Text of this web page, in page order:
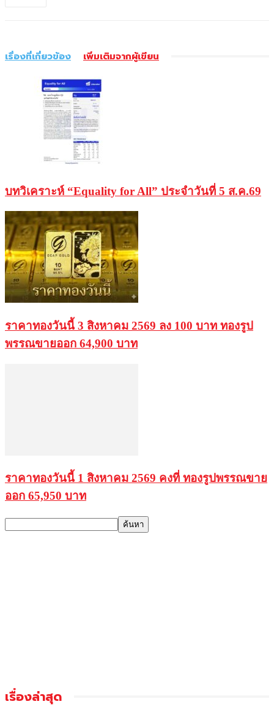
เรื่องที่เกี่ยวข้อง เพิ่มเติมจากผู้เขียน
บทวิเคราะห์ “Equality for All” ประจำวันที่ 5 ส.ค.69
ราคาทองวันนี้ 3 สิงหาคม 2569 ลง 100 บาท ทองรูป
พรรณขายออก 64,900 บาท
ราคาทองวันนี้ 1 สิงหาคม 2569 คงที่ ทองรูปพรรณขาย
ออก 65,950 บาท
เรื่องล่าสุด